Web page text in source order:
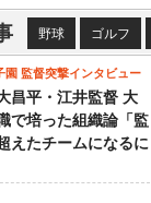
野球 ゴルフ
園 監督突撃インタビュー
昌平・江井監督 大
で培った組織論「監
えたチームになるに